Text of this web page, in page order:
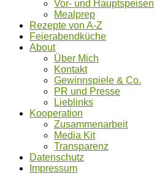
Vor- und Hauptspeisen
Mealprep
Rezepte von A-Z
Feierabendküche
About
Über Mich
Kontakt
Gewinnspiele & Co.
PR und Presse
Lieblinks
Kooperation
Zusammenarbeit
Media Kit
Transparenz
Datenschutz
Impressum